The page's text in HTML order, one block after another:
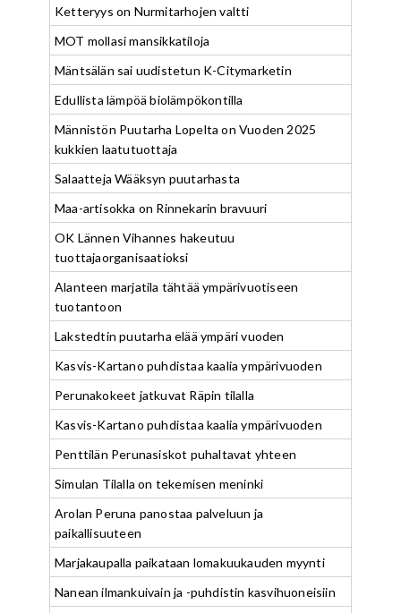
Ketteryys on Nurmitarhojen valtti
MOT mollasi mansikkatiloja
Mäntsälän sai uudistetun K-Citymarketin
Edullista lämpöä biolämpökontilla
Männistön Puutarha Lopelta on Vuoden 2025
kukkien laatutuottaja
Salaatteja Wääksyn puutarhasta
Maa-artisokka on Rinnekarin bravuuri
OK Lännen Vihannes hakeutuu
tuottajaorganisaatioksi
Alanteen marjatila tähtää ympärivuotiseen
tuotantoon
Lakstedtin puutarha elää ympäri vuoden
Kasvis-Kartano puhdistaa kaalia ympärivuoden
Perunakokeet jatkuvat Räpin tilalla
Kasvis-Kartano puhdistaa kaalia ympärivuoden
Penttilän Perunasiskot puhaltavat yhteen
Simulan Tilalla on tekemisen meninki
Arolan Peruna panostaa palveluun ja
paikallisuuteen
Marjakaupalla paikataan lomakuukauden myynti
Nanean ilmankuivain ja -puhdistin kasvihuoneisiin